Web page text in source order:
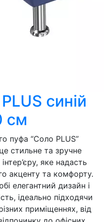
синій
см
пуфа “Соло PLUS”
стильне та зручне
яке надасть
акценту та комфорту.
елегантний дизайн і
ідеально підходячи
приміщеннях, від